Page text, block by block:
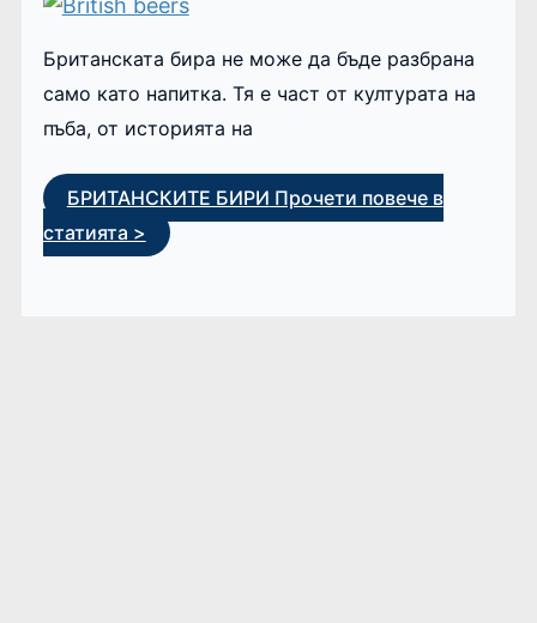
Британската бира не може да бъде разбрана
само като напитка. Тя е част от културата на
пъба, от историята на
БРИТАНСКИТЕ БИРИ Прочети повече в
статията >